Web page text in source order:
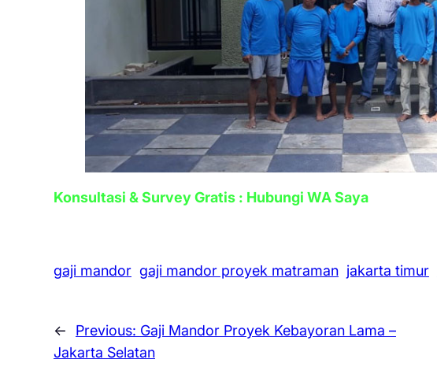
Konsultasi & Survey Gratis : Hubungi WA Saya
gaji mandor gaji mandor proyek matraman jakarta timur
← Previous: Gaji Mandor Proyek Kebayoran Lama –
Jakarta Selatan